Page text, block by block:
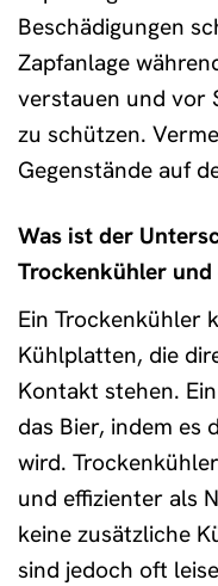
Beschädigungen
Zapfanlage
verstauen und vor
zu schützen.
Gegenstände auf
Was ist der
Trockenkühler
Ein Trockenkühler
Kühlplatten, die
Kontakt stehen.
das Bier, indem es
wird.
und effizienter als
keine zusätzliche
sind jedoch oft